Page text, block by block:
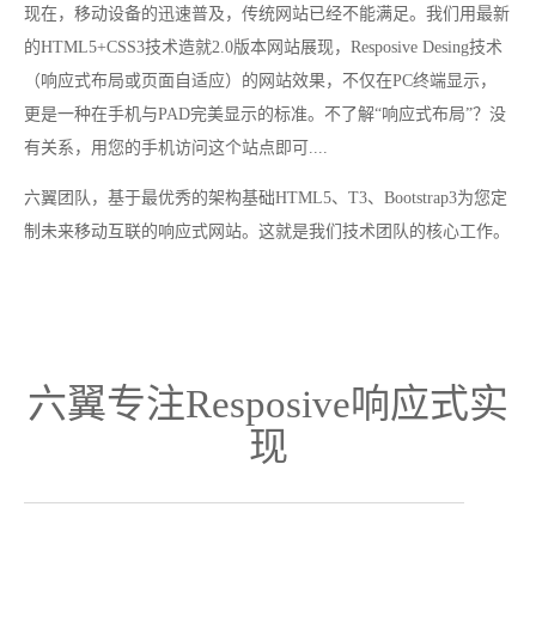
现在，移动设备的迅速普及，传统网站已经不能满足。我们用最新
的HTML5+CSS3技术造就2.0版本网站展现，Resposive Desing技术
（响应式布局或页面自适应）的网站效果，不仅在PC终端显示，
更是一种在手机与PAD完美显示的标准。不了解“响应式布局”？没
有关系，用您的手机访问这个站点即可....
六翼团队，基于最优秀的架构基础HTML5、T3、Bootstrap3为您定
制未来移动互联的响应式网站。这就是我们技术团队的核心工作。
六翼专注Resposive响应式实
现